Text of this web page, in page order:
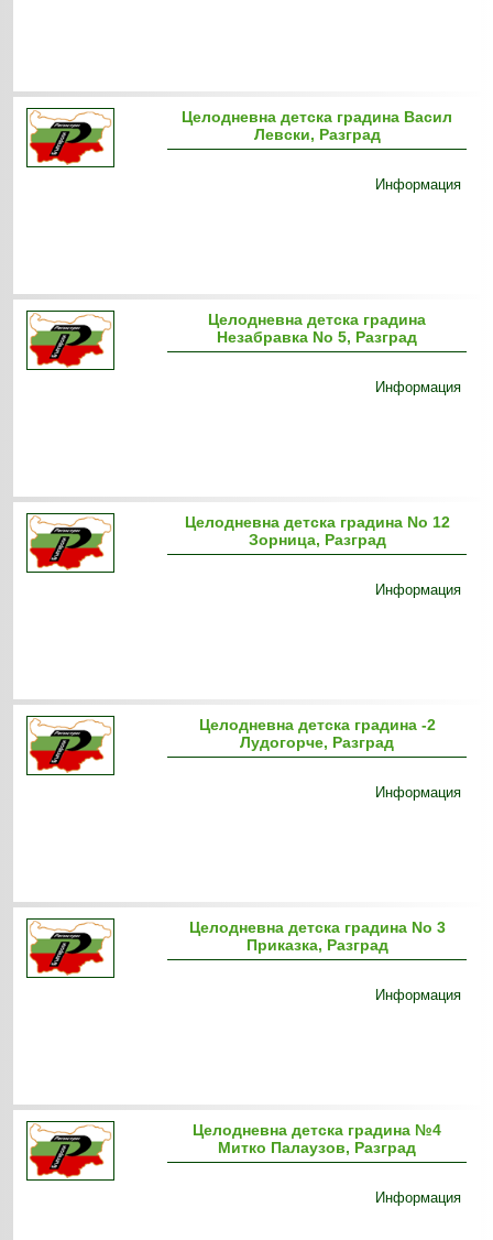
Целодневна детска градина Васил
Левски, Разград
Информация
Целодневна детска градина
Незабравка No 5, Разград
Информация
Целодневна детска градина No 12
Зорница, Разград
Информация
Целодневна детска градина -2
Лудогорче, Разград
Информация
Целодневна детска градина No 3
Приказка, Разград
Информация
Целодневна детска градина №4
Митко Палаузов, Разград
Информация